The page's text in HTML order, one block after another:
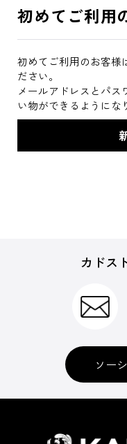
初めてご利用
初めてご利用のお客様
ださい。
メールアドレスとパス
い物ができるようにな
カドス
ソー